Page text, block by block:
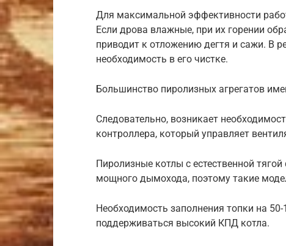
Для максимальной эффективности
Если дрова влажные, при их горении
приводит к отложению дегтя и сажи. В
необходимость в его чистке.
Большинство пиролизных агрегатов
Следовательно, возникает
контроллера, который управляет
Пиролизные котлы с естественной
мощного дымохода, поэтому такие
Необходимость заполнения топки на
поддерживаться высокий КПД котла.